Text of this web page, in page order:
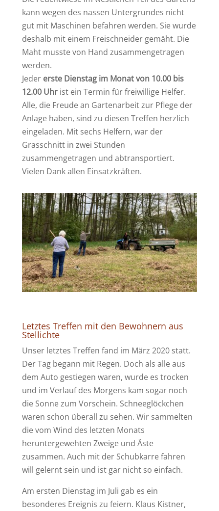
kann wegen des nassen Untergrundes nicht
gut mit Maschinen befahren werden. Sie wurde
deshalb mit einem Freischneider gemäht. Die
Maht musste von Hand zusammengetragen
werden.
Jeder erste Dienstag im Monat von 10.00 bis
12.00 Uhrist ein Termin für freiwillige Helfer.
Alle, die Freude an Gartenarbeit zur Pflege der
Anlage haben, sind zu diesen Treffen herzlich
eingeladen. Mit sechs Helfern, war der
Grasschnitt in zwei Stunden
zusammengetragen und abtransportiert.
Vielen Dank allen Einsatzkräften.
Letztes Treffen mit den Bewohnern aus
Stellichte
Unser letztes Treffen fand im März 2020 statt.
Der Tag begann mit Regen. Doch als alle aus
dem Auto gestiegen waren, wurde es trocken
und im Verlauf des Morgens kam sogar noch
die Sonne zum Vorschein. Schneeglöckchen
waren schon überall zu sehen. Wir sammelten
die vom Wind des letzten Monats
heruntergewehten Zweige und Äste
zusammen. Auch mit der Schubkarre fahren
will gelernt sein und ist gar nicht so einfach.
Am ersten Dienstag im Juli gab es ein
besonderes Ereignis zu feiern. Klaus Kistner,